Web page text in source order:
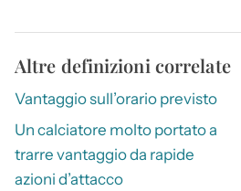
Altre definizioni correlate
Vantaggio sull’orario previsto
Un calciatore molto portato a
trarre vantaggio da rapide
azioni d’attacco